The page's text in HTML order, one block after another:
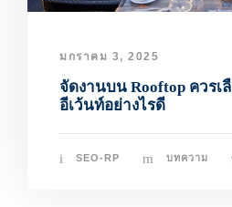
มกราคม 3, 2025
จัดงานบน Rooftop ควร
อีเว้นท์อย่างไรดี
SEO-RP บทความ